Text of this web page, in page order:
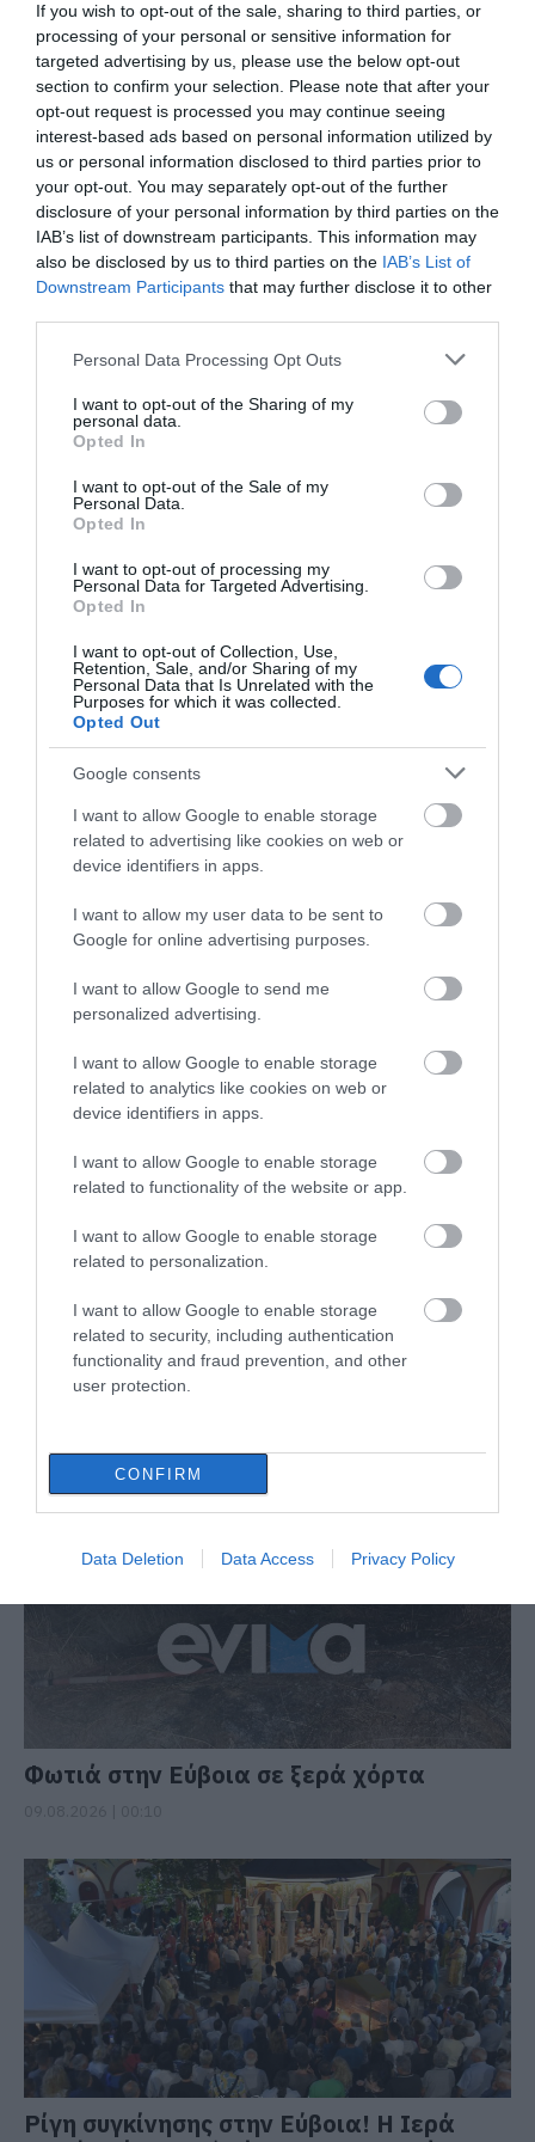
If you wish to opt-out of the sale, sharing to third parties, or
processing of your personal or sensitive information for
targeted advertising by us, please use the below opt-out
section to confirm your selection. Please note that after your
opt-out request is processed you may continue seeing
interest-based ads based on personal information utilized by
us or personal information disclosed to third parties prior to
your opt-out. You may separately opt-out of the further
disclosure of your personal information by third parties on the
IAB’s list of downstream participants. This information may
also be disclosed by us to third parties on the IAB’s List of
Downstream Participants that may further disclose it to other
Please note that this website/app uses one or more Google
not limited to your visit or usage behaviour. You may click to
grant or deny consent to Google and its third-party tags to
use your data for below specified purposes in below Google
consent section.
Personal Data Processing Opt Outs
I want to opt-out of the Sharing of my
personal data.
Opted In
I want to opt-out of the Sale of my
Personal Data.
Opted In
I want to opt-out of processing my
Personal Data for Targeted Advertising.
Opted In
I want to opt-out of Collection, Use,
Retention, Sale, and/or Sharing of my
Personal Data that Is Unrelated with the
Purposes for which it was collected.
Opted Out
Google consents
I want to allow Google to enable storage
related to advertising like cookies on web or
device identifiers in apps.
I want to allow my user data to be sent to
Google for online advertising purposes.
I want to allow Google to send me
personalized advertising.
I want to allow Google to enable storage
related to analytics like cookies on web or
device identifiers in apps.
I want to allow Google to enable storage
related to functionality of the website or app.
I want to allow Google to enable storage
related to personalization.
I want to allow Google to enable storage
related to security, including authentication
functionality and fraud prevention, and other
user protection.
CONFIRM
Data Deletion Data Access Privacy Policy
Σε πελάγη ευτυχίας
αντιδήμαρχος στην Εύβοια! Έγινε
για τρίτη φορά παππούς!
08.08.2026 | 17:40
Ευρυδίκη Βαλαβάνη: Οι
οικογενειακές διακοπές στην
Εύβοια! Δείτε σε ποια παραλία
08.08.2026 | 17:20
«Κόκκινος» συναγερμός στην
Εύβοια: Red Code αύριο Κυριακή –
08.08.2026 | 17:00
Ρόδος: Έγραψαν 80χρονη για
κράνος!
συμφωνία για
χαρτοφυλάκιο έργων
ΑΠΕ
Σε ποιες περιπτώσεις η
ΑΑΔΕ επιβάλλει φόρο
από 10% έως 40%
Ποιοι και γιατί θα
πάρουν διπλάσια
Νέο επίδομα 600 ευρώ
για σπουδαστές: Οι
ΔΙΑΒΑΣΤΕ ΕΠΙΣΗΣ
Φωτιά στην Εύβοια σε ξερά χόρτα
Ρίγη συγκίνησης στην Εύβοια! Η Ιερά